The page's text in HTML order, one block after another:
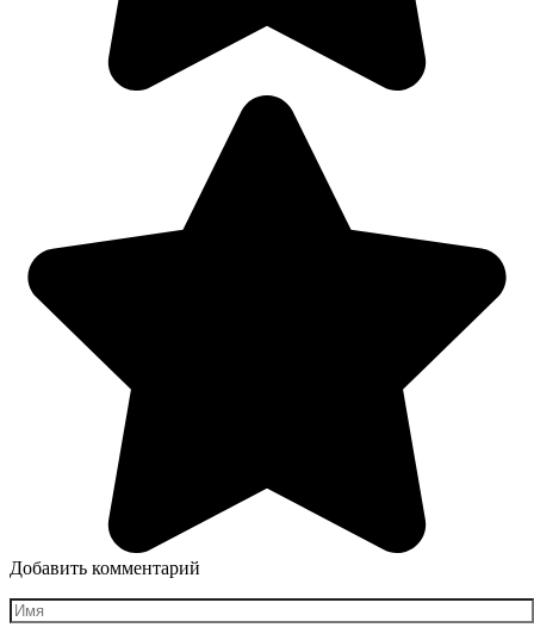
Добавить комментарий
Имя
*